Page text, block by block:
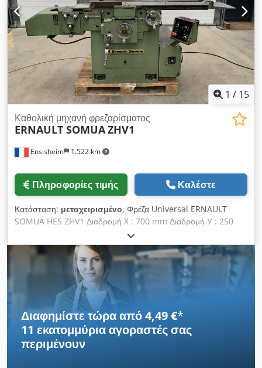
1 / 15
Ensisheim 1.522 km
Καθολική μηχανή φρεζαρίσματος
ERNAULT SOMUAZHV1
Πληροφορίες τιμής Καλέστε
Κατάσταση: μεταχειρισμένο, Φρέζα Universal ERNAULT
SOMUA HES ZHV1 Διαδρομή X : 700 mm Διαδρομή Υ : 250
χλστ Διαδρομή Z : 350 χλστ Περιστροφή: από 40 έως 2000
σ.α.λ Μέγεθος τραπεζιού : Μήκος 1200 mm x Πλάτος 300 mm
Κάθετη/οριζόντια περιστρεφόμενη κεφαλή γενικής χρήσης
Dsdpfx Aezmyp Neifekr Κλίμακα 3 άξονες ΕΑΕ Rapid 3
άξονες Τάση 380 V Πλάτος: 2000 mm Βάθος: 1800 mm
Συνολικό ύψος σε ύψος: 1600 mm Βάρος: περίπου 1,5 T
Διαφημίστε τώρα από 4,49 €*
11 εκατομμύρια αγοραστέςσας
περιμένουν